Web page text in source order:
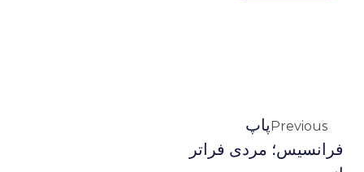
Previousپاپ
فرانسیس؛ مردی فراتر